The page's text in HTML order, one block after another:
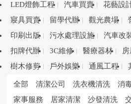
LED燈飾工程
汽車買賣 花藝設
寢具買賣
留學代辦 觀光農場
印刷出版
污水處理設施 汽車改
扣牌代辦
3C維修 醫療器材
樹木修剪
戶外娛樂 通風工程
全部 清潔公司 洗衣機清洗 消
家事服務
居家清潔 沙發清洗